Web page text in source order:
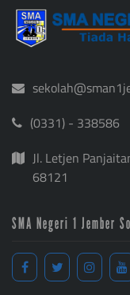
(0331) - 338586
Jl. Letjen
68121
SMA Negeri 1 Jember